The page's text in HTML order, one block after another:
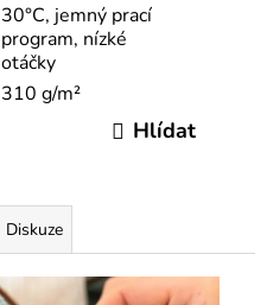
30°C, jemný prací
program, nízké
otáčky
310 g/m²
Hlídat
Diskuze